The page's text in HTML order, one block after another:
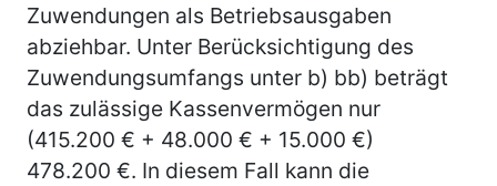
Zuwendungen als Betriebsausgaben
abziehbar. Unter Berücksichtigung des
Zuwendungsumfangs unter b) bb) beträgt
das zulässige Kassenvermögen nur
(415.200 € + 48.000 € + 15.000 €)
478.200 €. In diesem Fall kann die